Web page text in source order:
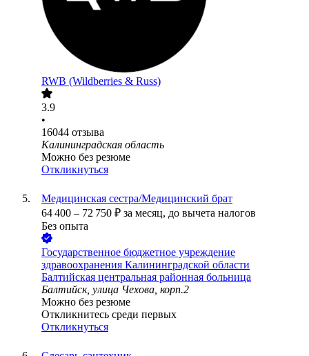
RWB (Wildberries & Russ)
3.9
•
16044 отзыва
Калининградская область
Можно без резюме
Откликнуться
Медицинская сестра/Медицинский брат
64 400 – 72 750 ₽ за месяц, до вычета налогов
Без опыта
Государственное бюджетное учреждение
здравоохранения Калининградской области
Балтийская центральная районная больница
Балтийск, улица Чехова, корп.2
Можно без резюме
Откликнитесь среди первых
Откликнуться